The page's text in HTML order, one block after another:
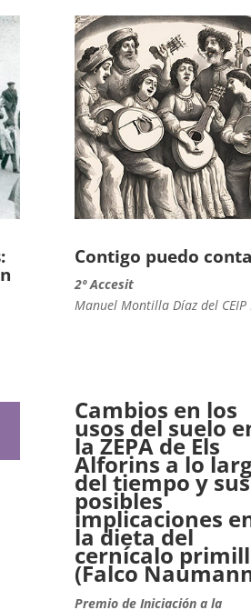
Contigo puedo
2º Accesit
Manuel Montilla Díaz del CEIP
Cambios en los
usos del suelo
la ZEPA de Els
Alforins a lo
del tiempo y sus
posibles
implicaciones
la dieta del
cernícalo
(Falco
Premio de Iniciación a la